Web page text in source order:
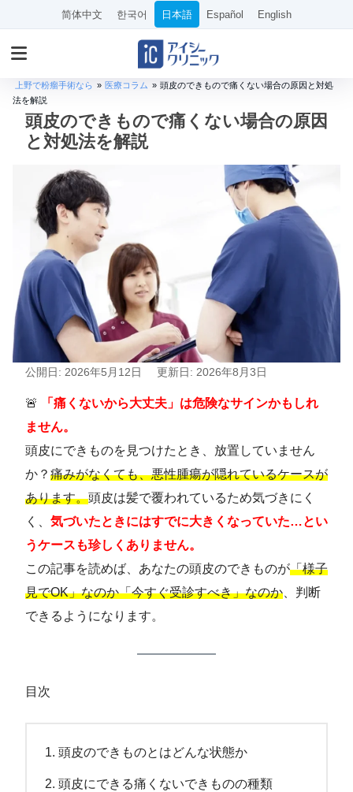
简体中文 한국어 日本語 Español English
上野で粉瘤手術なら » 医療コラム » 頭皮のできもので痛くない場合の原因と対処
法を解説
頭皮のできもので痛くない場合の原因
と対処法を解説
公開日: 2026年5月12日 更新日: 2026年8月3日
🚨
「痛くないから大丈夫」は危険なサインかもしれ
ません。
頭皮にできものを見つけたとき、放置していません
か？ 痛みがなくても、悪性腫瘍が隠れているケースが
あります。頭皮は髪で覆われているため気づきにく
く、 気づいたときにはすでに大きくなっていた…とい
うケースも珍しくありません。
この記事を読めば、あなたの頭皮のできものが「様子
見でOK」なのか「今すぐ受診すべき」なのか 、判断
できるようになります。
目次
頭皮のできものとはどんな状態か
頭皮にできる痛くないできものの種類